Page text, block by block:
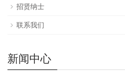
招贤纳士
联系我们
新闻中心